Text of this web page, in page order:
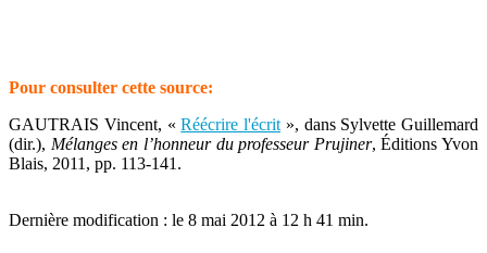
Pour consulter cette source:
GAUTRAIS Vincent, «Réécrire l'écrit », dans Sylvette Guillemard
(dir.), Mélanges en l’honneur du professeur Prujiner, Éditions Yvon
Blais, 2011, pp. 113-141.
Dernière modification : le 8 mai 2012 à 12 h 41 min.